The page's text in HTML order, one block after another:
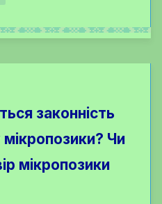
законність
Чи
мікропозики